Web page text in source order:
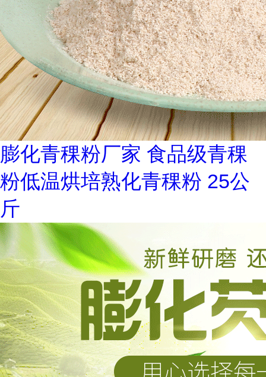
膨化青稞粉厂家 食品级青稞
粉低温烘培熟化青稞粉 25公
斤